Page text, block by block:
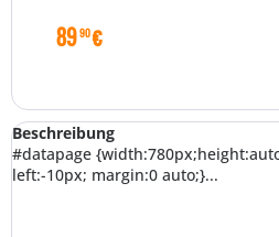
8990€
Beschreibung
#datapage
left:-10px; margin:0 auto;}...